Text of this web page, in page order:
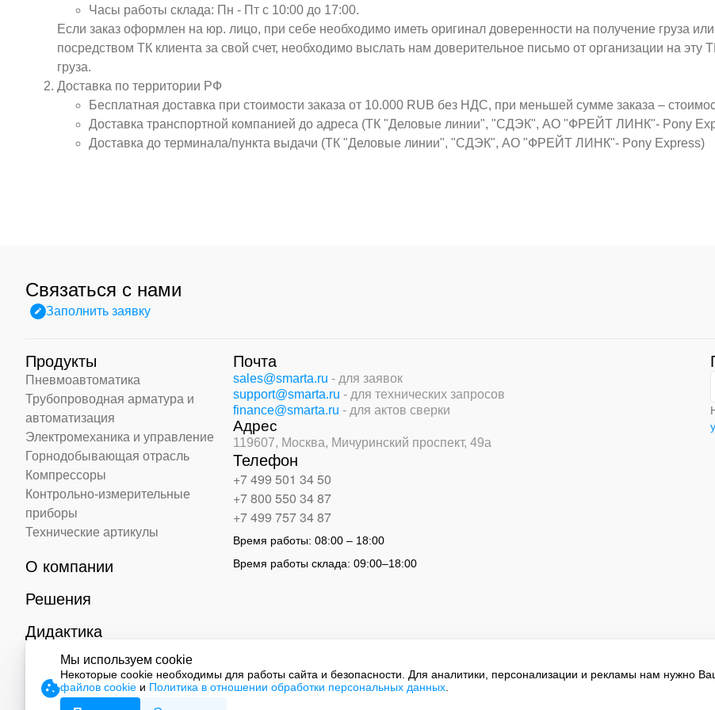
Часы работы склада: Пн - Пт с 10:00 до 17:00.
Если заказ оформлен на юр. лицо, при себе необходимо иметь оригинал доверенности на получение груза
посредством ТК клиента за свой счет, необходимо выслать нам доверительное письмо от организации на
груза.
Доставка по территории РФ
Бесплатная доставка при стоимости заказа от 10.000 RUB без НДС, при меньшей сумме заказа –
Доставка транспортной компанией до адреса (ТК "Деловые линии", "СДЭК", АО "ФРЕЙТ ЛИНК"- Pony
Доставка до терминала/пункта выдачи (ТК "Деловые линии", "СДЭК", АО "ФРЕЙТ ЛИНК"- Pony Express)
Связаться с нами
Заполнить заявку
Продукты
Пневмоавтоматика
Трубопроводная арматура и
автоматизация
Электромеханика и управление
Горнодобывающая отрасль
Компрессоры
Контрольно-измерительные
приборы
Технические артикулы
О компании
Решения
Дидактика
Контакты
Почта
sales@smarta.ru - для заявок
support@smarta.ru - для технических запросов
finance@smarta.ru - для актов сверки
Адрес
119607, Москва, Мичуринский проспект, 49а
Телефон
+7 499 501 34 50
+7 800 550 34 87
+7 499 757 34 87
Время работы:08:00 – 18:00
Время работы склада:09:00–18:00
Мы используем cookie
Некоторые cookie необходимы для работы сайта и безопасности. Для аналитики, персонализации и рекламы нам нужно
файлов cookie и Политика в отношении обработки персональных данных